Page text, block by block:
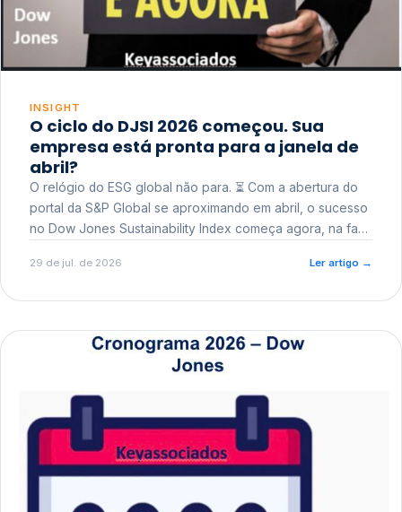
INSIGHT
O ciclo do DJSI 2026 começou. Sua
empresa está pronta para a janela de
abril?
O relógio do ESG global não para. ⏳ Com a abertura do
portal da S&P Global se aproximando em abril, o sucesso
no Dow Jones Sustainability Index começa agora, na fase
29 de jul. de 2026 Ler artigo →